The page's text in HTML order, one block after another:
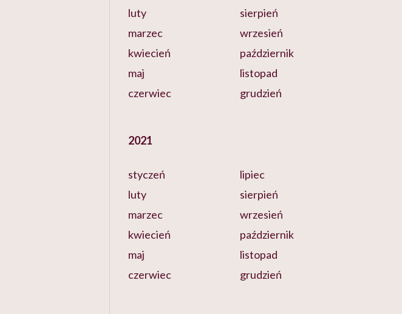
luty
marzec
kwiecień
maj
czerwiec
sierpień
wrzesień
październik
listopad
grudzień
2021
styczeń
luty
marzec
kwiecień
maj
czerwiec
lipiec
sierpień
wrzesień
październik
listopad
grudzień